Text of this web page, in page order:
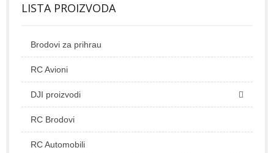
LISTA PROIZVODA
Brodovi za prihrau
RC Avioni
DJI proizvodi
RC Brodovi
RC Automobili